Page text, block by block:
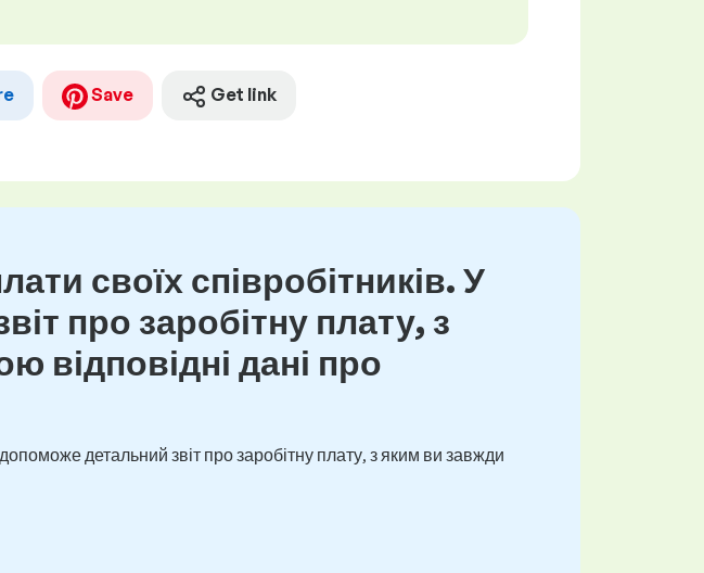
Save Get link
своїх співробітників. У
про заробітну плату, з
відповідні дані про
детальний звіт про заробітну плату, з яким ви завжди